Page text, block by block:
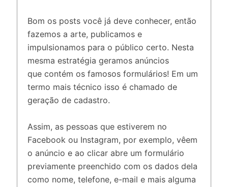
Bom os posts você já deve conhecer, então
fazemos a arte, publicamos e
impulsionamos para o público certo. Nesta
mesma estratégia geramos anúncios
que contém os famosos formulários! Em um
termo mais técnico isso é chamado de
geração de cadastro.
Assim, as pessoas que estiverem no
Facebook ou Instagram, por exemplo, vêem
o anúncio e ao clicar abre um formulário
previamente preenchido com os dados dela
como nome, telefone, e-mail e mais alguma